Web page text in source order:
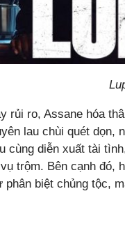
rủi ro, Assane hóa
lau chùi quét
cùng diễn xuất tài
trộm. Bên cạnh đó,
biệt chủng tộc,